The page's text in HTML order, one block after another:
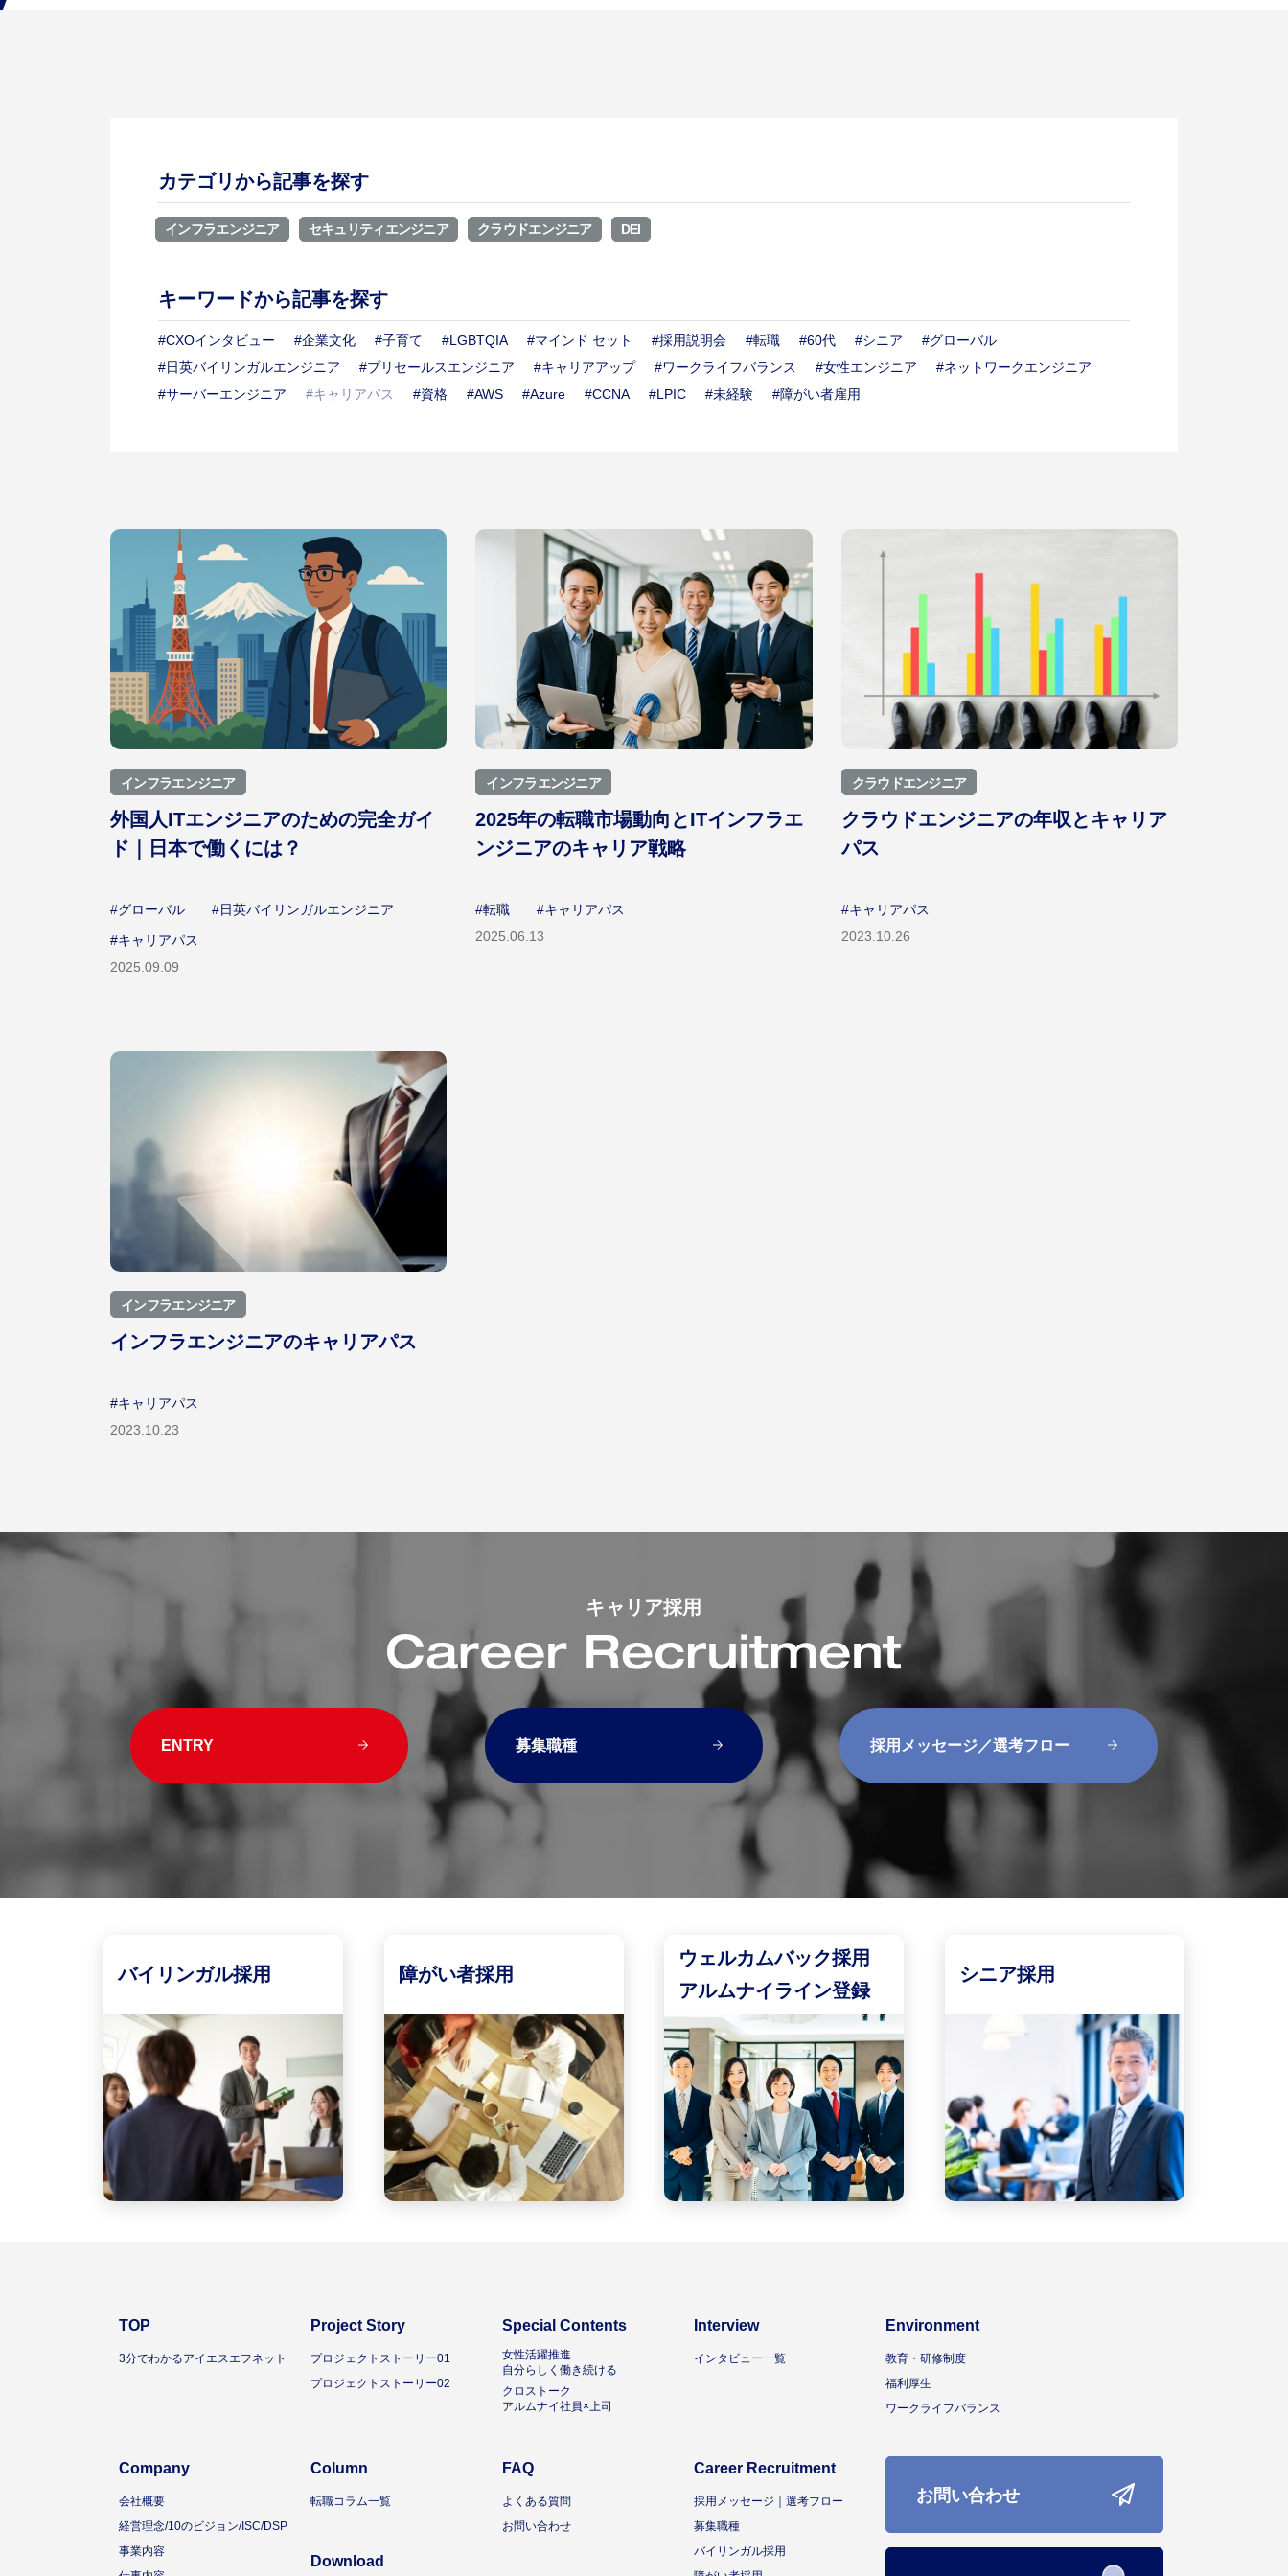
Environment 環境・制度
教育・研修制度
ワークライフバランス
Column
転職コラム一覧
採用メッセージ｜選考フロー
ウェルカムバック採用
アルムナイライン登録
シニア採用
カテゴリから記事を探す
インフラエンジニア セキュリティエンジニア クラウドエンジニア DEI
キーワードから記事を探す
#CXOインタビュー #企業文化 #子育て #LGBTQIA #マインド セット #採用説明会 #転職 #60代 #シニア
#グローバル
#日英バイリンガルエンジニア
#プリセールスエンジニア #キャリアアップ #ワークライフバランス #女性エンジニア
#ネットワークエンジニア
#サーバーエンジニア
#キャリアパス #資格 #AWS #Azure #CCNA #LPIC #未経験 #障がい者雇用
インフラエンジニア
外国人ITエンジニアのための完全ガイ
ド｜日本で働くには？
#グローバル
#日英バイリンガルエンジニア
#キャリアパス
2025.09.09
インフラエンジニア
2025年の転職市場動向とITインフラエ
ンジニアのキャリア戦略
#転職
#キャリアパス
2025.06.13
クラウドエンジニア
クラウドエンジニアの年収とキャリア
パス
#キャリアパス
2023.10.26
インフラエンジニア
インフラエンジニアのキャリアパス
#キャリアパス
2023.10.23
キャリア採用
ENTRY 募集職種 採用メッセージ／選考フロー
バイリンガル採用 障がい者採用
ウェルカムバック採用
アルムナイライン登録
シニア採用
TOP
3分でわかるアイエスエフネット
Project Story
プロジェクトストーリー01
プロジェクトストーリー02
Special Contents
女性活躍推進
自分らしく働き続ける
クロストーク
アルムナイ社員×上司
Interview
インタビュー一覧
Environment
教育・研修制度
福利厚生
ワークライフバランス
Company
会社概要
経営理念/10のビジョン/ISC/DSP
事業内容
Column
転職コラム一覧
Download
FAQ
よくある質問
お問い合わせ
Career Recruitment
採用メッセージ｜選考フロー
募集職種
バイリンガル採用
お問い合わせ